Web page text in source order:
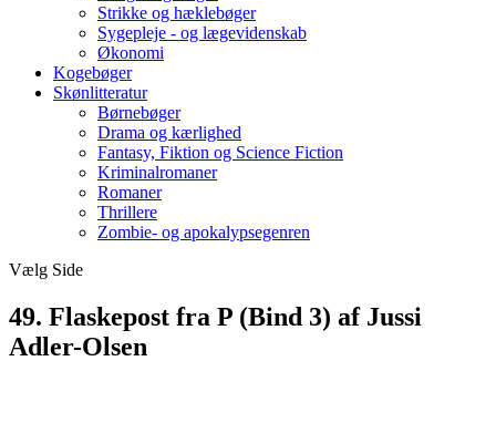
Strikke og hæklebøger
Sygepleje - og lægevidenskab
Økonomi
Kogebøger
Skønlitteratur
Børnebøger
Drama og kærlighed
Fantasy, Fiktion og Science Fiction
Kriminalromaner
Romaner
Thrillere
Zombie- og apokalypsegenren
Vælg Side
49. Flaskepost fra P (Bind 3) af Jussi
Adler-Olsen